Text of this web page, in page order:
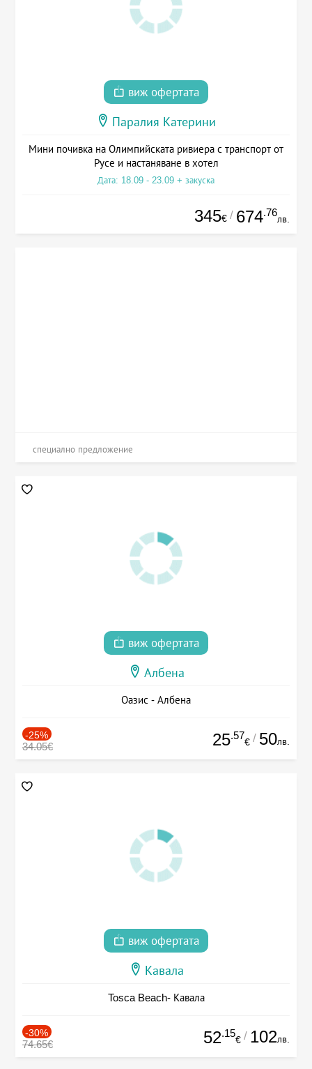
виж офертата
Паралия Катерини
Мини почивка на Олимпийската ривиера с транспорт от
Русе и настаняване в хотел
Дата: 18.09 - 23.09 + закуска
345€ / 674.76
лв.
специално предложение
виж офертата
Албена
Оазис - Албена
-25%
34.05€ 25.57
€ / 50лв.
виж офертата
Кавала
Tosca Beach- Кавала
-30%
74.65€ 52.15
€ / 102лв.